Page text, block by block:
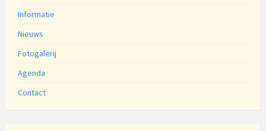
Informatie
Nieuws
Fotogalerij
Agenda
Contact